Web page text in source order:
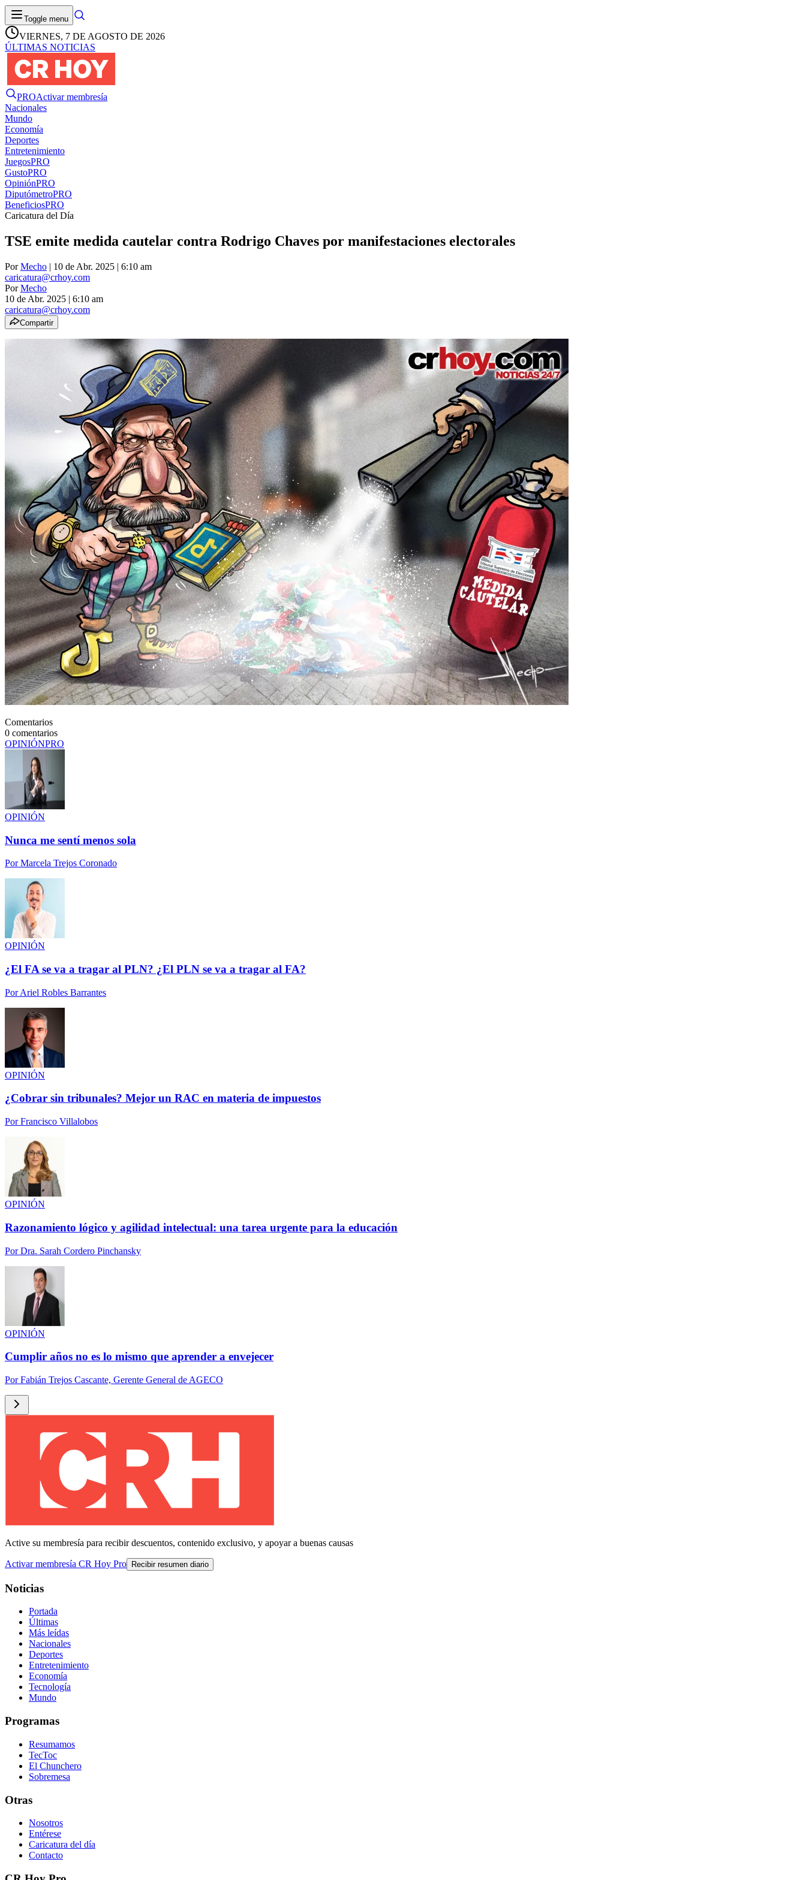
Toggle menu
VIERNES, 7 DE AGOSTO DE 2026
ÚLTIMAS NOTICIAS
PROActivar membresía
Nacionales
Mundo
Economía
Deportes
Entretenimiento
JuegosPRO
GustoPRO
OpiniónPRO
DiputómetroPRO
BeneficiosPRO
Caricatura del Día
TSE emite medida cautelar contra Rodrigo Chaves por manifestaciones electorales
PorMecho | 10 de Abr. 2025 | 6:10 am
caricatura@crhoy.com
PorMecho
10 de Abr. 2025 | 6:10 am
caricatura@crhoy.com
Compartir
Comentarios
0 comentarios
OPINIÓNPRO
OPINIÓN
Nunca me sentí menos sola
PorMarcela Trejos Coronado
OPINIÓN
¿El FA se va a tragar al PLN? ¿El PLN se va a tragar al FA?
PorAriel Robles Barrantes
OPINIÓN
¿Cobrar sin tribunales? Mejor un RAC en materia de impuestos
PorFrancisco Villalobos
OPINIÓN
Razonamiento lógico y agilidad intelectual: una tarea urgente para la educación
PorDra. Sarah Cordero Pinchansky
OPINIÓN
Cumplir años no es lo mismo que aprender a envejecer
PorFabián Trejos Cascante, Gerente General de AGECO
Active su membresía para recibir descuentos, contenido exclusivo, y apoyar a buenas causas
Activar membresía CR Hoy Pro Recibir resumen diario
Noticias
Portada
Últimas
Más leídas
Nacionales
Deportes
Entretenimiento
Economía
Tecnología
Mundo
Programas
Resumamos
TecToc
El Chunchero
Sobremesa
Otras
Nosotros
Entérese
Caricatura del día
Contacto